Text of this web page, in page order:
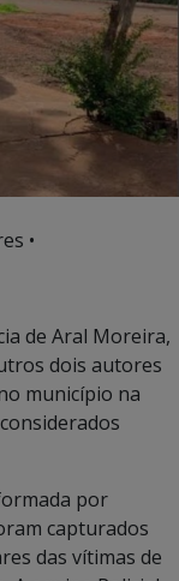
•
de Aral Moreira,
dois autores
município na
por
capturados
das vítimas de